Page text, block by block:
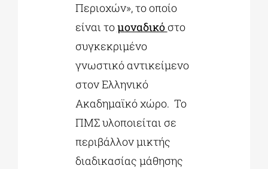
Περιοχών», το οποίο
είναι τομοναδικό στο
συγκεκριμένο
γνωστικό αντικείμενο
στον Ελληνικό
Ακαδημαϊκό χώρο. Το
ΠΜΣ υλοποιείται σε
περιβάλλον μικτής
διαδικασίας μάθησης